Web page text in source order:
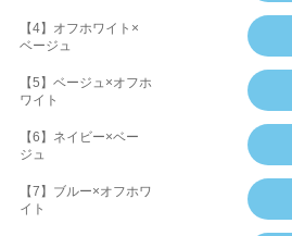
【4】オフホワイト×
ベージュ
【5】ベージュ×オフホ
ワイト
【6】ネイビー×ベー
ジュ
【7】ブルー×オフホワ
イト